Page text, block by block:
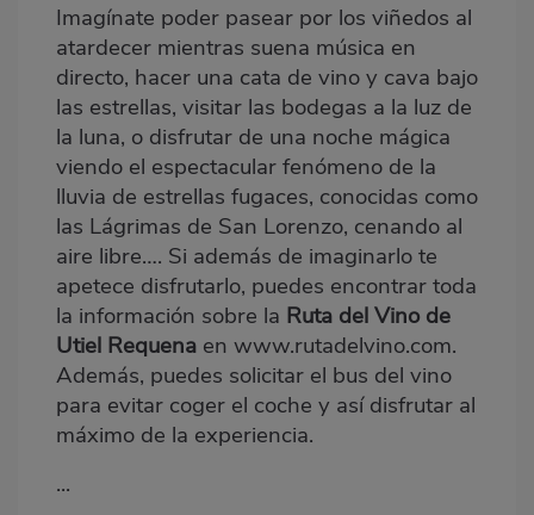
Imagínate poder pasear por los viñedos al
atardecer mientras suena música en
directo, hacer una cata de vino y cava bajo
las estrellas, visitar las bodegas a la luz de
la luna, o disfrutar de una noche mágica
viendo el espectacular fenómeno de la
lluvia de estrellas fugaces, conocidas como
las Lágrimas de San Lorenzo, cenando al
aire libre…. Si además de imaginarlo te
apetece disfrutarlo, puedes encontrar toda
la información sobre la Ruta del Vino de
Utiel Requena en www.rutadelvino.com.
Además, puedes solicitar el bus del vino
para evitar coger el coche y así disfrutar al
máximo de la experiencia.
...